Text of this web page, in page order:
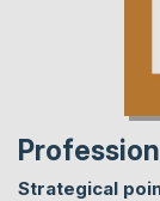
Strategical